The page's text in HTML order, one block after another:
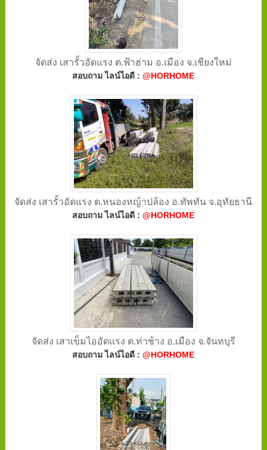
จัดส่ง เสารั้วอัดแรง ต.ฟ้าฮ่าม อ.เมือง จ.เชียงใหม่
สอบถาม ไลน์ไอดี :@HORHOME
จัดส่ง เสารั้วอัดแรง ต.หนองหญ้าปล้อง อ.ทัพทัน จ.อุทัยธานี
สอบถาม ไลน์ไอดี :@HORHOME
จัดส่ง เสาเข็มไออัดแรง ต.ท่าช้าง อ.เมือง จ.จันทบุรี
สอบถาม ไลน์ไอดี :@HORHOME